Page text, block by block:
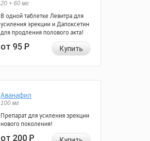
20 + 60 мг
В одной таблетке Левитра для
усиления эрекции и Дапоксетин
для продления полового акта!
от 95Р Купить
Аванафил
100 мг
Препарат для усиления эрекции
нового поколения!
от 200Р